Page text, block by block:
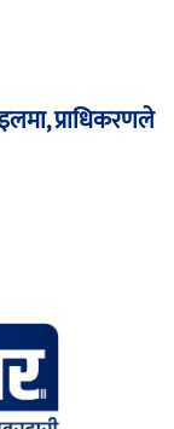
प्राधिकरणले